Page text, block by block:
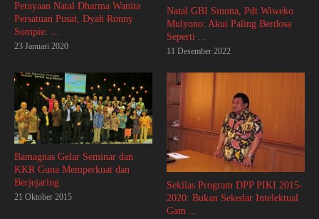
Perayaan Natal Dharma Wanita
Persatuan Pusat, Dyah Ronny
Sompie: ...
23 Januari 2020
Natal GBI Sinona, Pdt Wiweko
Mulyono: Akui Paling Berdosa
Seperti ...
11 Desember 2022
Bamagnas Gelar Seminar dan
KKR Guna Memperkuat dan
Berjejaring
21 Oktober 2015
Sekilas Program DPP PIKI 2015-
2020: Bukan Sekedar Intelektual
Gam ...